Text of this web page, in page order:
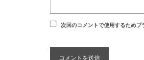
次回のコメントで使用するためブ